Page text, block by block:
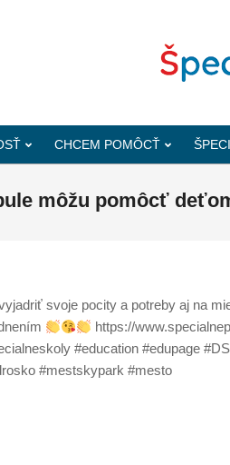
CHCEM POMÔCŤ
môžu pomôcť
svoje pocity a potreby aj na
https://
#education #edupage
#mestskypark #mesto